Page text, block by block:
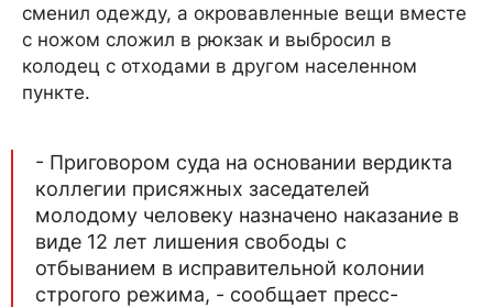
сменил одежду, а окровавленные вещи вместе
с ножом сложил в рюкзак и выбросил в
колодец с отходами в другом населенном
пункте.
- Приговором суда на основании вердикта
коллегии присяжных заседателей
молодому человеку назначено наказание в
виде 12 лет лишения свободы с
отбыванием в исправительной колонии
строгого режима, - сообщает пресс-